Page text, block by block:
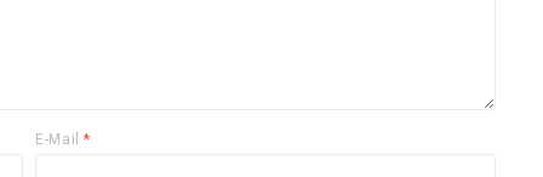
E-Mail*